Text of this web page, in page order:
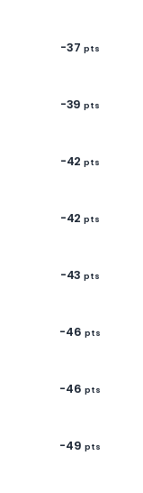
-37 pts
-39 pts
-42 pts
-42 pts
-43 pts
-46 pts
-46 pts
-49 pts